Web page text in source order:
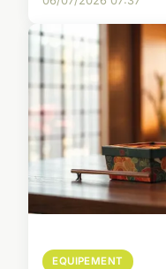
EQUIPEMENT